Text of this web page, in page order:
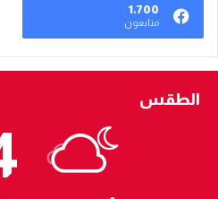
1٬700
متابعون
الطقس